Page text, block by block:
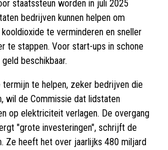
staatssteun worden in juli 2025
bedrijven kunnen helpen om
te verminderen en sneller
te stappen. Voor start-ups in schone
beschikbaar.
te helpen, zeker bedrijven die
wil de Commissie dat lidstaten
op elektriciteit verlagen. De overgang
"grote investeringen", schrijft de
Ze heeft het over jaarlijks 480 miljard